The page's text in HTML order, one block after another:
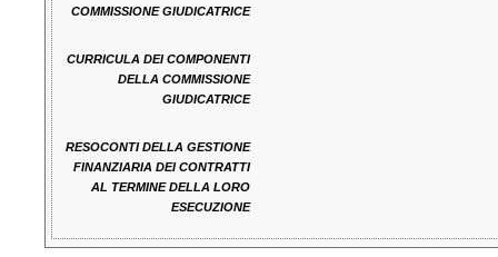
COMMISSIONE GIUDICATRICE
CURRICULA DEI COMPONENTI
DELLA COMMISSIONE
GIUDICATRICE
RESOCONTI DELLA GESTIONE
FINANZIARIA DEI CONTRATTI
AL TERMINE DELLA LORO
ESECUZIONE